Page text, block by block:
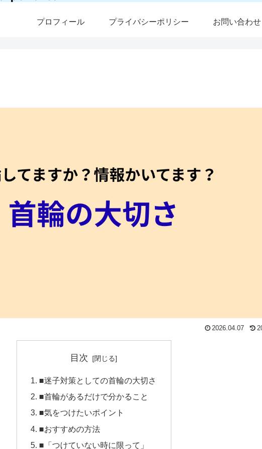
プロフィール プライバシーポリシー お問い合わせ
2026.04.07
目次
■迷子対策としての首輪の大切さ
■首輪があるだけで分かること
■気をつけたいポイント
■おすすめの方法
■「つけていない時に限って」